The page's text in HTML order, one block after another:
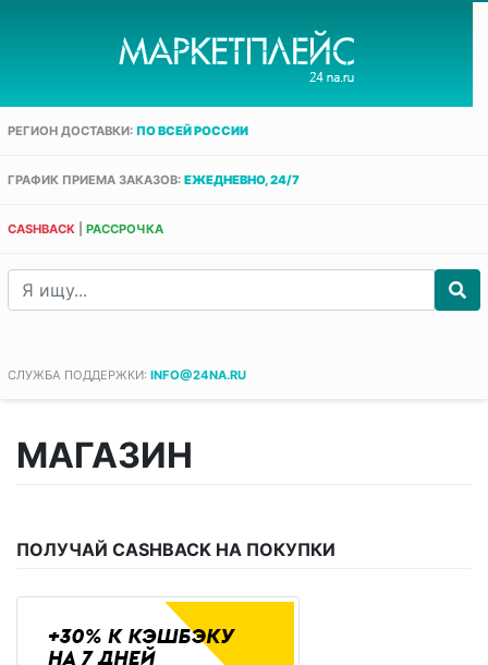
РЕГИОН ДОСТАВКИ: ПО ВСЕЙ РОССИИ
ГРАФИК ПРИЕМА ЗАКАЗОВ: ЕЖЕДНЕВНО, 24/7
CASHBACK РАССРОЧКА
СЛУЖБА ПОДДЕРЖКИ: INFO@24NA.RU
МАГАЗИН
ПОЛУЧАЙ CASHBACK НА ПОКУПКИ